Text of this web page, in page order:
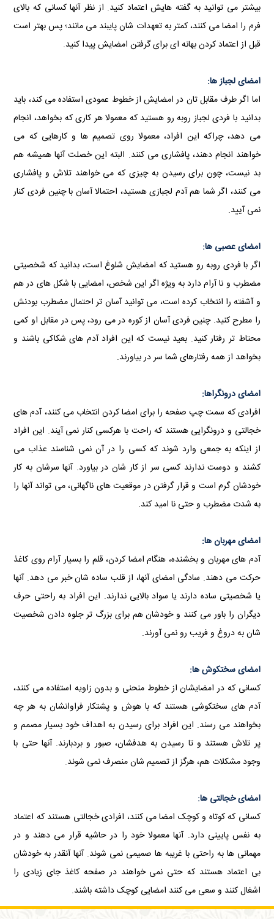
بیشتر می توانید به گفته هایش اعتماد کنید. از نظر آنها کسانی که بالای
فرم را امضا می کنند، کمتر به تعهدات شان پایبند می مانند؛ پس بهتر است
قبل از اعتماد کردن بهانه ای برای گرفتن امضایش پیدا کنید.
امضای لجباز ها:
اما اگر طرف مقابل تان در امضایش از خطوط عمودی استفاده می کند، باید
بدانید با فردی لجباز روبه رو هستید که معمولا هر کاری که بخواهد، انجام
می دهد، چراکه این افراد، معمولا روی تصمیم ها و کارهایی که می
خواهند انجام دهند، پافشاری می کنند. البته این خصلت آنها همیشه هم
بد نیست، چون برای رسیدن به چیزی که می خواهند تلاش و پافشاری
می کنند، اگر شما هم آدم لجبازی هستید، احتمالا آسان با چنین فردی کنار
نمی آیید.
امضای عصبی ها:
اگر با فردی روبه رو هستید که امضایش شلوغ است، بدانید که شخصیتی
مضطرب و نا آرام دارد به ویژه اگر این شخص، امضایی با شکل های در هم
و آشفته را انتخاب کرده است، می توانید آسان تر احتمال مضطرب بودنش
را مطرح کنید. چنین فردی آسان از کوره در می رود، پس در مقابل او کمی
محتاط تر رفتار کنید. بعید نیست که این افراد آدم های شکاکی باشند و
بخواهد از همه رفتارهای شما سر در بیاورند.
امضای درونگراها:
افرادی که سمت چپ صفحه را برای امضا کردن انتخاب می کنند، آدم های
خجالتی و درونگرایی هستند که راحت با هرکسی کنار نمی آیند. این افراد
از اینکه به جمعی وارد شوند که کسی را در آن نمی شناسند عذاب می
کشند و دوست ندارند کسی سر از کار شان در بیاورد. آنها سرشان به کار
خودشان گرم است و قرار گرفتن در موقعیت های ناگهانی، می تواند آنها را
به شدت مضطرب و حتی نا امید کند.
امضای مهربان ها:
آدم های مهربان و بخشنده، هنگام امضا کردن، قلم را بسیار آرام روی کاغذ
حرکت می دهند. سادگی امضای آنها، از قلب ساده شان خبر می دهد. آنها
یا شخصیتی ساده دارند یا سواد بالایی ندارند. این افراد به راحتی حرف
دیگران را باور می کنند و خودشان هم برای بزرگ تر جلوه دادن شخصیت
شان به دروغ و فریب رو نمی آورند.
امضای سختکوش ها:
کسانی که در امضایشان از خطوط منحنی و بدون زاویه استفاده می کنند،
آدم های سختکوشی هستند که با هوش و پشتکار فراوانشان به هر چه
بخواهند می رسند. این افراد برای رسیدن به اهداف خود بسیار مصمم و
پر تلاش هستند و تا رسیدن به هدفشان، صبور و بردبارند. آنها حتی با
وجود مشکلات هم، هرگز از تصمیم شان منصرف نمی شوند.
امضای خجالتی ها:
کسانی که کوتاه و کوچک امضا می کنند، افرادی خجالتی هستند که اعتماد
به نفس پایینی دارد. آنها معمولا خود را در حاشیه قرار می دهند و در
مهمانی ها به راحتی با غریبه ها صمیمی نمی شوند. آنها آنقدر به خودشان
بی اعتماد هستند که حتی نمی خواهند در صفحه کاغذ جای زیادی را
اشغال کنند و سعی می کنند امضایی کوچک داشته باشند.